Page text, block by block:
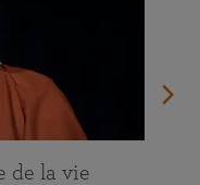
de la vie